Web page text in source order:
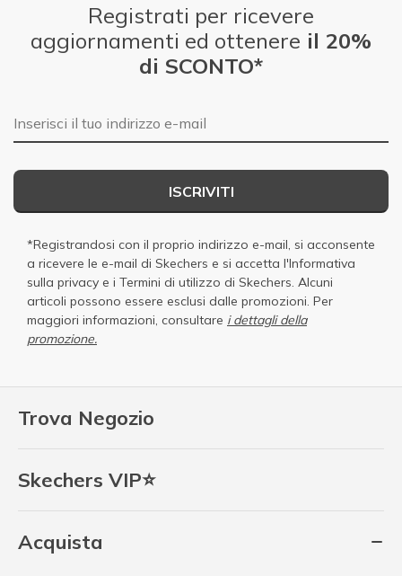
Trova Negozio
Skechers VIP⭐
Acquista
Registrati per ricevere
aggiornamenti ed ottenere il 20%
di SCONTO*
E-mail
ISCRIVITI
*Registrandosi con il proprio indirizzo e-mail, si acconsente
a ricevere le e-mail di Skechers e si accetta l'Informativa
sulla privacy e i Termini di utilizzo di Skechers. Alcuni
articoli possono essere esclusi dalle promozioni. Per
maggiori informazioni, consultare i dettagli della
promozione.